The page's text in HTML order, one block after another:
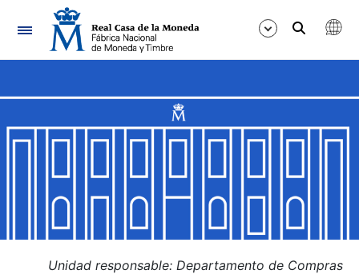
Navegación
Mostrar/Ocultar
Mostrar/Ocultar
Mostrar/Ocultar
Unidad responsable: Departamento de Compras